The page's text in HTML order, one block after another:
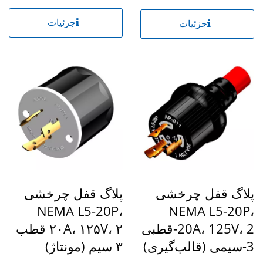
جزئیات جزئیات
پلاگ قفل چرخشی
NEMA L5-20P،
20A، 125V، 2-قطبی
3-سیمی (قالب‌گیری)
پلاگ قفل چرخشی
NEMA L5-20P،
۲۰A، ۱۲۵V، ۲ قطب
۳ سیم (مونتاژ)